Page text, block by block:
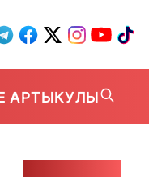
АРТЫКУЛЫ